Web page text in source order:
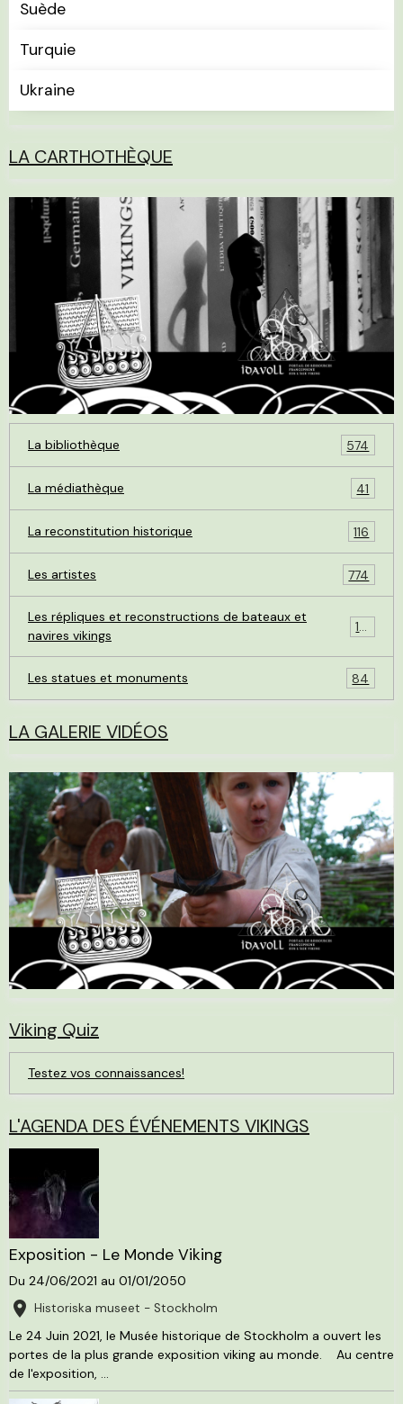
Suède
Turquie
Ukraine
LA CARTHOTHÈQUE
La bibliothèque 574
La médiathèque 41
La reconstitution historique 116
Les artistes 774
Les répliques et reconstructions de bateaux et
navires vikings
119
Les statues et monuments 84
LA GALERIE VIDÉOS
Viking Quiz
Testez vos connaissances!
L'AGENDA DES ÉVÉNEMENTS VIKINGS
Exposition - Le Monde Viking
Du 24/06/2021 au 01/01/2050
Historiska museet - Stockholm
Le 24 Juin 2021, le Musée historique de Stockholm a ouvert les
portes de la plus grande exposition viking au monde. Au centre
de l'exposition, ...